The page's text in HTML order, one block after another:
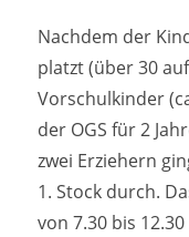
Nachdem der
platzt (über 30
Vorschulkinder
der OGS für 2
zwei Erziehern
1. Stock durch.
von 7.30 bis